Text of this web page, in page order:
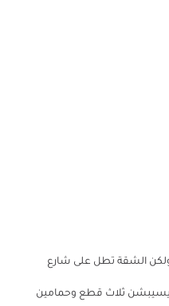
ولكن الشقة تطل على شارع
ثلاث قطع وحمامين